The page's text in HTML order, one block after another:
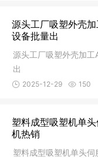
源头工厂吸塑外壳
设备批量出
源头工厂吸塑外壳加
出
2025-12-29 150
塑料成型吸塑机单
机热销
塑料成型吸塑机单头